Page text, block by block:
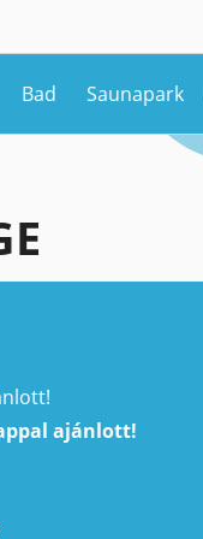
Bad Saunapark
ajánlott!